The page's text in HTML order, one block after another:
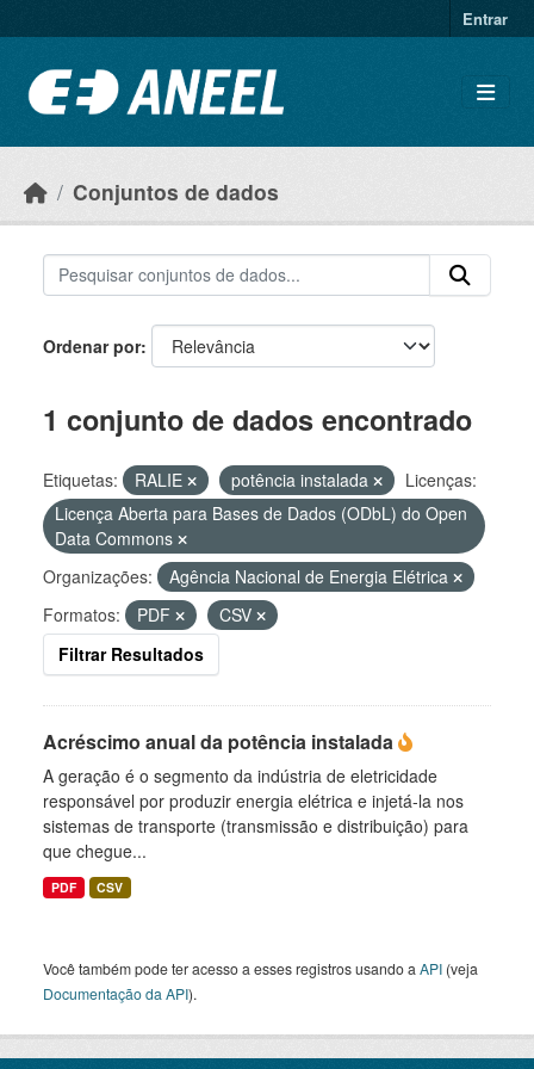
Entrar
Conjuntos de dados
Ordenar por
1 conjunto de dados encontrado
Etiquetas: RALIE potência instalada
Licenças:
Licença Aberta para Bases de Dados (ODbL) do Open
Data Commons
Organizações:
Agência Nacional de Energia Elétrica
Formatos:
PDF
CSV
Filtrar Resultados
Acréscimo anual da potência instalada
A geração é o segmento da indústria de eletricidade
responsável por produzir energia elétrica e injetá-la nos
sistemas de transporte (transmissão e distribuição) para
que chegue...
PDF CSV
Você também pode ter acesso a esses registros usando a API (veja
Documentação da API).